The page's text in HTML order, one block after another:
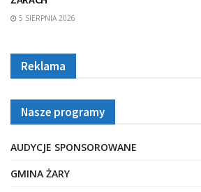
5 SIERPNIA 2026
Reklama
Nasze programy
AUDYCJE SPONSOROWANE
GMINA ŻARY